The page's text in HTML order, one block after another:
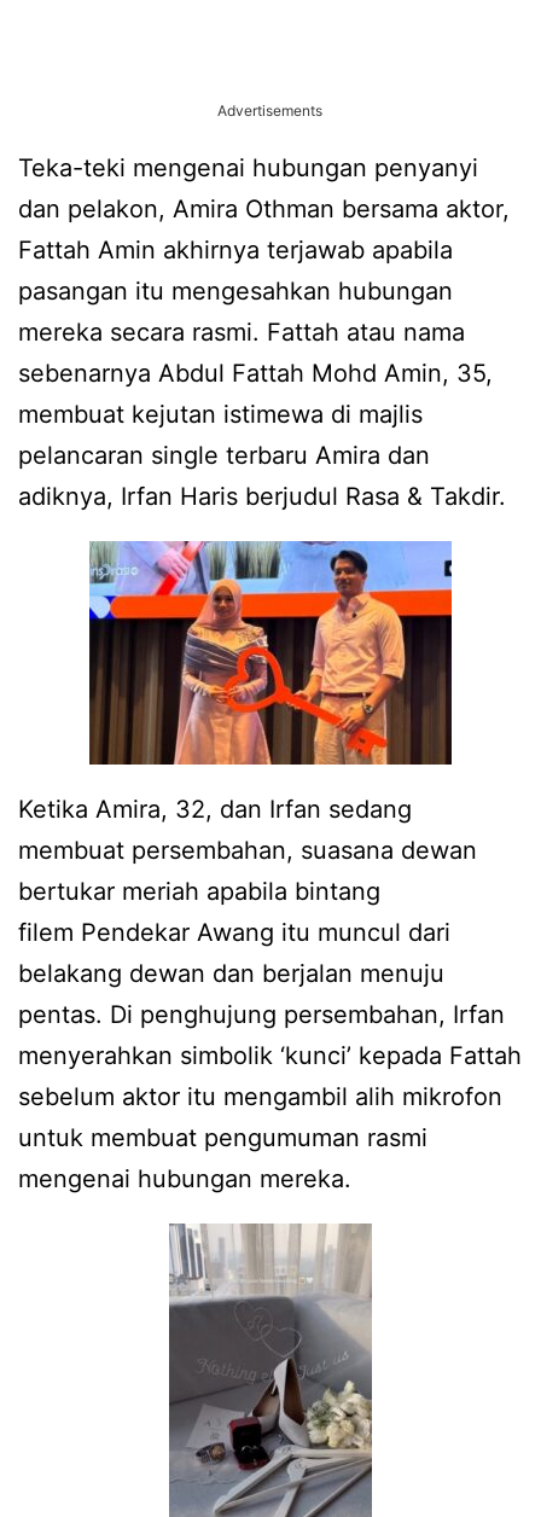
Advertisements
Teka-teki mengenai hubungan penyanyi
dan pelakon, Amira Othman bersama aktor,
Fattah Amin akhirnya terjawab apabila
pasangan itu mengesahkan hubungan
mereka secara rasmi. Fattah atau nama
sebenarnya Abdul Fattah Mohd Amin, 35,
membuat kejutan istimewa di majlis
pelancaran single terbaru Amira dan
adiknya, Irfan Haris berjudul Rasa & Takdir.
Ketika Amira, 32, dan Irfan sedang
membuat persembahan, suasana dewan
bertukar meriah apabila bintang
filem Pendekar Awang itu muncul dari
belakang dewan dan berjalan menuju
pentas. Di penghujung persembahan, Irfan
menyerahkan simbolik ‘kunci’ kepada Fattah
sebelum aktor itu mengambil alih mikrofon
untuk membuat pengumuman rasmi
mengenai hubungan mereka.